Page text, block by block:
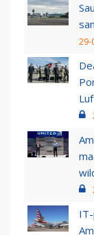
29-